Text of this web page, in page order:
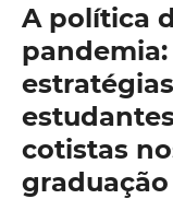
A política
cotistas
graduação